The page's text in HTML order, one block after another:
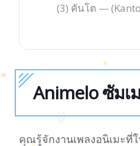
(3) คันโต —
Animelo ซัมเ
คุณรู้จักงานเพลงอนิเมะที่